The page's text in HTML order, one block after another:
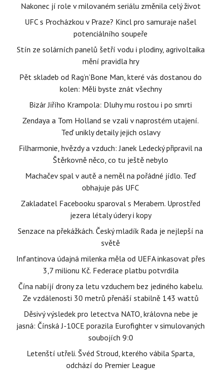
Nakonec jí role v milovaném seriálu změnila celý život
UFC s Procházkou v Praze? Kincl pro samuraje našel
potenciálního soupeře
Stín ze solárních panelů šetří vodu i plodiny, agrivoltaika
mění pravidla hry
Pět skladeb od Rag’n’Bone Man, které vás dostanou do
kolen: Měli byste znát všechny
Bizár Jiřího Krampola: Dluhy mu rostou i po smrti
Zendaya a Tom Holland se vzali v naprostém utajení.
Teď unikly detaily jejich oslavy
Filharmonie, hvězdy a vzduch: Janek Ledecký připravil na
Štěrkovně něco, co tu ještě nebylo
Machačev spal v autě a neměl na pořádné jídlo. Teď
obhajuje pás UFC
Zakladatel Facebooku sparoval s Merabem. Uprostřed
jezera létaly údery i kopy
Senzace na překážkách. Český mladík Rada je nejlepší na
světě
Infantinova údajná milenka měla od UEFA inkasovat přes
3,7 milionu Kč. Federace platbu potvrdila
Čína nabíjí drony za letu vzduchem bez jediného kabelu.
Ze vzdálenosti 30 metrů přenáší stabilně 143 wattů
Děsivý výsledek pro letectva NATO, královna nebe je
jasná: Čínská J-10CE porazila Eurofighter v simulovaných
soubojích 9:0
Letenští utřeli. Švéd Stroud, kterého vábila Sparta,
odchází do Premier League